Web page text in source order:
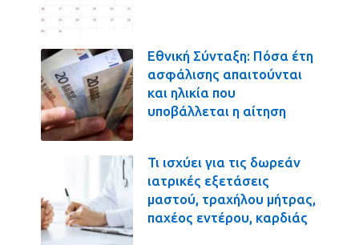
Εθνική Σύνταξη: Πόσα έτη
ασφάλισης απαιτούνται
και ηλικία που
υποβάλλεται η αίτηση
Τι ισχύει για τις δωρεάν
ιατρικές εξετάσεις
μαστού, τραχήλου μήτρας,
παχέος εντέρου, καρδιάς